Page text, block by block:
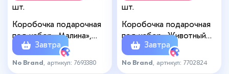
шт.
Коробочка подарочная
под набор «Малина»,
13×18, цвет бело-розовый
Завтра
No Brand , артикул: 7693380
шт.
Коробочка подарочная
под набор «Животный
принт» симпл, 7×9, цвет
зелёный
Завтра
No Brand , артикул: 7702824